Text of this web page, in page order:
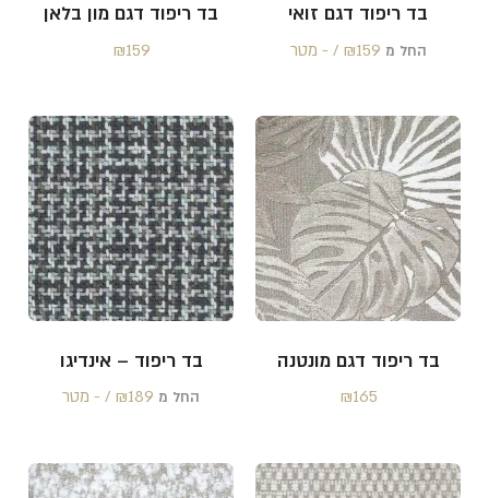
בד ריפוד דגם זואי
החל מ ₪159 /‏‏‎ ‎- מטר
בד ריפוד דגם מון בלאן
₪159
בד ריפוד דגם מונטנה
₪165
בד ריפוד – אינדיגו
החל מ ₪189 /‏‏‎ ‎- מטר